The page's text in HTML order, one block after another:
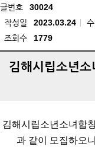
글번호
30024
작성일
2023.03.24
조회수
1779
김해시립소년
김해시립소년소녀합
과 같이 모집하오